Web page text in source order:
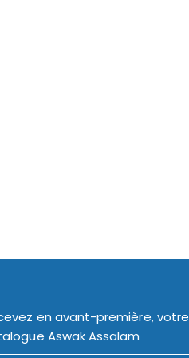
en avant-première, votre
Aswak Assalam